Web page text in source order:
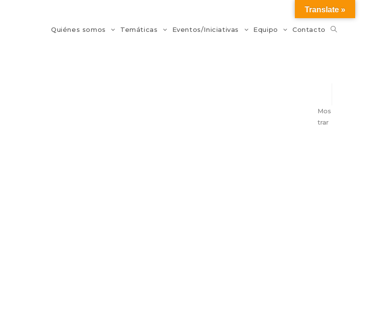
Quiénes somos Temáticas Eventos/Iniciativas Equipo Contacto
Mos
trar
Translate »